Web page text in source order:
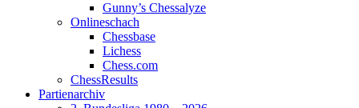
Gunny’s Chessalyze
Onlineschach
Chessbase
Lichess
Chess.com
ChessResults
Partienarchiv